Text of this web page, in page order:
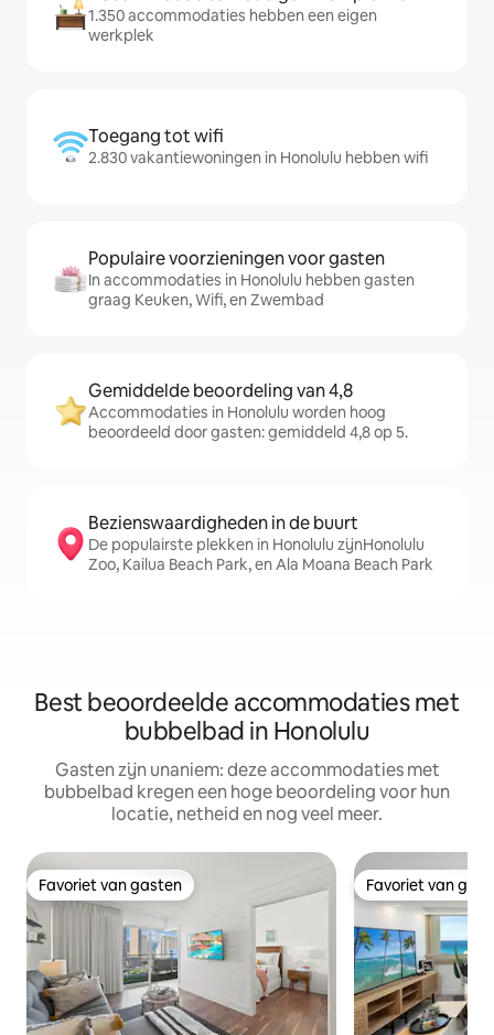
1.350 accommodaties hebben een eigen
werkplek
Toegang tot wifi
2.830 vakantiewoningen in Honolulu hebben wifi
Populaire voorzieningen voor gasten
In accommodaties in Honolulu hebben gasten
graag Keuken, Wifi, en Zwembad
Gemiddelde beoordeling van 4,8
Accommodaties in Honolulu worden hoog
beoordeeld door gasten: gemiddeld 4,8 op 5.
Bezienswaardigheden in de buurt
De populairste plekken in Honolulu zijnHonolulu
Zoo, Kailua Beach Park, en Ala Moana Beach Park
Best beoordeelde accommodaties met
bubbelbad in Honolulu
Gasten zijn unaniem: deze accommodaties met
bubbelbad kregen een hoge beoordeling voor hun
locatie, netheid en nog veel meer.
Favoriet van gasten
Favoriet van gasten Favoriet van
Favoriet van